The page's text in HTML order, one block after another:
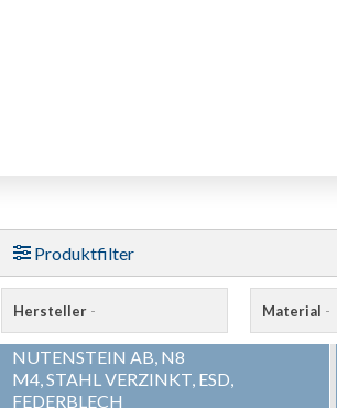
Produktfilter
Hersteller - Material -
NUTENSTEIN AB, N8
M4, STAHL VERZINKT, ESD,
FEDERBLECH